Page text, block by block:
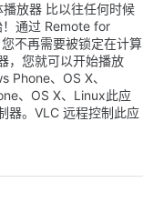
放器 比以往任何时候
通过 Remote for
不再需要被锁定在计算
，您就可以开始播放
Phone、OS X、
、OS X、Linux此应
器。VLC 远程控制此应